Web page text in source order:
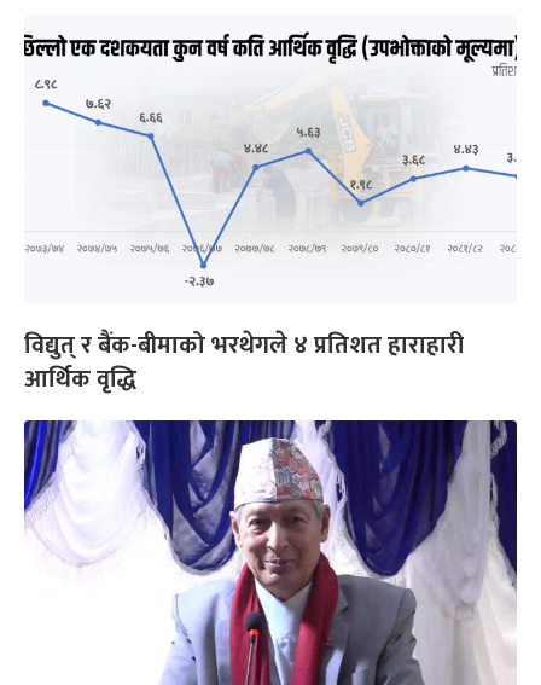
विद्युत् र बैंक-बीमाको भरथेगले ४ प्रतिशत हाराहारी
आर्थिक वृद्धि